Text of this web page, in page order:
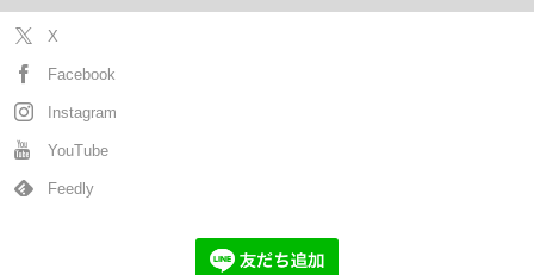
X
Facebook
Instagram
YouTube
Feedly